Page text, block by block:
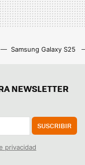
Samsung Galaxy S25
NEWSLETTER
SUSCRIBIR
privacidad